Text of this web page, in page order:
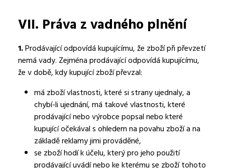
VII. Práva z vadného plnění
1.Prodávající odpovídá kupujícímu, že zboží při převzetí
nemá vady. Zejména prodávající odpovídá kupujícímu,
že v době, kdy kupující zboží převzal:
má zboží vlastnosti, které si strany ujednaly, a
chybí-li ujednání, má takové vlastnosti, které
prodávající nebo výrobce popsal nebo které
kupující očekával s ohledem na povahu zboží a na
základě reklamy jimi prováděné,
se zboží hodí k účelu, který pro jeho použití
prodávající uvádí nebo ke kterému se zboží tohoto